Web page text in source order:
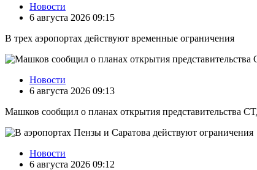
Новости
6 августа 2026 09:15
В трех аэропортах действуют временные ограничения
Новости
6 августа 2026 09:13
Машков сообщил о планах открытия представительства
Новости
6 августа 2026 09:12